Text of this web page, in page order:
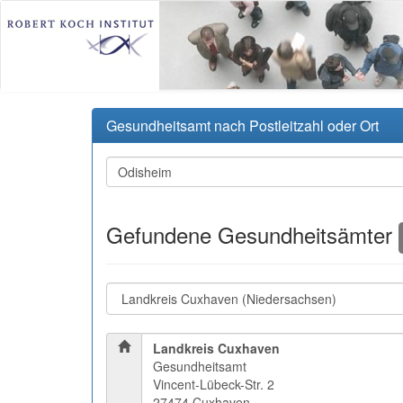
Gesundheitsamt nach Postleitzahl oder Ort
Gefundene Gesundheitsämter
Landkreis Cuxhaven
Gesundheitsamt
Vincent-Lübeck-Str. 2